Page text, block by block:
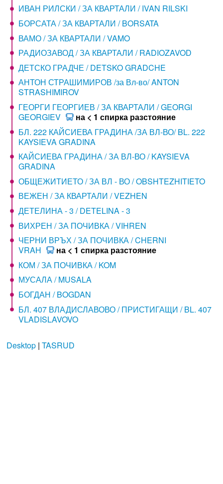
ИВАН РИЛСКИ / ЗА КВАРТАЛИ / IVAN RILSKI
БОРСАТА / ЗА КВАРТАЛИ / BORSATA
ВАМО / ЗА КВАРТАЛИ / VAMO
РАДИОЗАВОД / ЗА КВАРТАЛИ / RADIOZAVOD
ДЕТСКО ГРАДЧЕ / DETSKO GRADCHE
АНТОН СТРАШИМИРОВ /за Вл-во/ ANTON
STRASHIMIROV
ГЕОРГИ ГЕОРГИЕВ / ЗА КВАРТАЛИ / GEORGI
GEORGIEV
на < 1 спирка разстояние
БЛ. 222 КАЙСИЕВА ГРАДИНА /ЗА ВЛ-ВО/ BL. 222
KAYSIEVA GRADINA
КАЙСИЕВА ГРАДИНА / ЗА ВЛ-ВО / KAYSIEVA
GRADINA
ОБЩЕЖИТИЕТО / ЗА ВЛ - ВО / OBSHTEZHITIETO
ВЕЖЕН / ЗА КВАРТАЛИ / VEZHEN
ДЕТЕЛИНА - 3 / DETELINA - 3
ВИХРЕН / ЗА ПОЧИВКА / VIHREN
ЧЕРНИ ВРЪХ / ЗА ПОЧИВКА / CHERNI
VRAH
на < 1 спирка разстояние
КОМ / ЗА ПОЧИВКА / KOM
МУСАЛА / MUSALA
БОГДАН / BOGDAN
БЛ. 407 ВЛАДИСЛАВОВО / ПРИСТИГАЩИ / BL. 407
VLADISLAVOVO
Desktop| TASRUD